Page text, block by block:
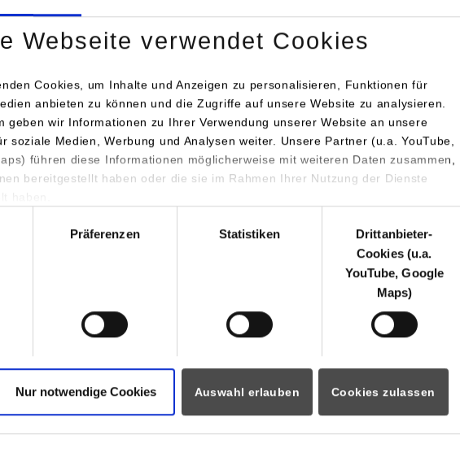
Webseite verwendet Cookies
Cookies, um Inhalte und Anzeigen zu personalisieren, Funktionen für
anbieten zu können und die Zugriffe auf unsere Website zu analysieren.
geben wir Informationen zu Ihrer Verwendung unserer Website an unsere
soziale Medien, Werbung und Analysen weiter. Unsere Partner (u.a. YouTube,
führen diese Informationen möglicherweise mit weiteren Daten zusammen,
bereitgestellt haben oder die sie im Rahmen Ihrer Nutzung der Dienste
Präferenzen Statistiken
Drittanbieter-
Cookies (u.a.
YouTube, Google
Maps)
Nur notwendige Cookies Auswahl erlauben Cookies zulassen
des in 2011 gestarteten Programms für weitere 2,5 Jahre gesichert. Der im
entwickelte, berufsbegleitende Studiengang „Angewandte Pflegewissenschaften“
und Pflegebranche und ist auf den Weiterbildungsbedarf in
Hochschule einen bedeutenden Beitrag zur personellen Weiterbildung der am
Branche Deutschlands. Mit dieser Aufgabe und mit diesem Zuspruch zur
wird die DHBW Stuttgart in ihrem stets innovativen Studienangebot bestärkt“,
Pflegewissenschaften“ wird in Kooperation mit Praxispartnern
Die Zusammenarbeit stellt ein wichtiges Erfolgskriterium für die
Hall, Kliniken des Landkreises Göppingen, Klinikum Ludwigsburg, Klinikum
Robert-Bosch-Krankenhaus, Universitätsklinikum Ulm.